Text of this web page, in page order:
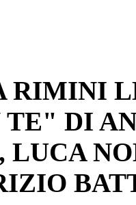
RIMINI
TE" DI
LUCA